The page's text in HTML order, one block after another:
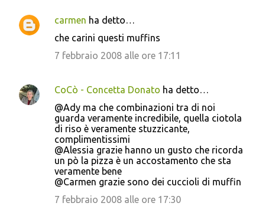
carmen ha detto…
che carini questi muffins
7 febbraio 2008 alle ore 17:11
CoCò - Concetta Donato ha detto…
@Ady ma che combinazioni tra di noi
guarda veramente incredibile, quella ciotola
di riso è veramente stuzzicante,
complimentissimi
@Alessia grazie hanno un gusto che ricorda
un pò la pizza è un accostamento che sta
veramente bene
@Carmen grazie sono dei cuccioli di muffin
7 febbraio 2008 alle ore 17:30